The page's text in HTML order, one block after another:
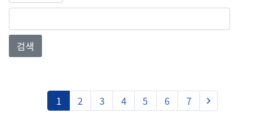
검색
1 2 3 4 5 6 7 keyboard_arrow_right